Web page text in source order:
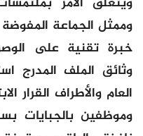
وممثل الجماعة المفوضة
خبرة تقنية على
وثائق الملف المدرج
العام والأطراف القرار